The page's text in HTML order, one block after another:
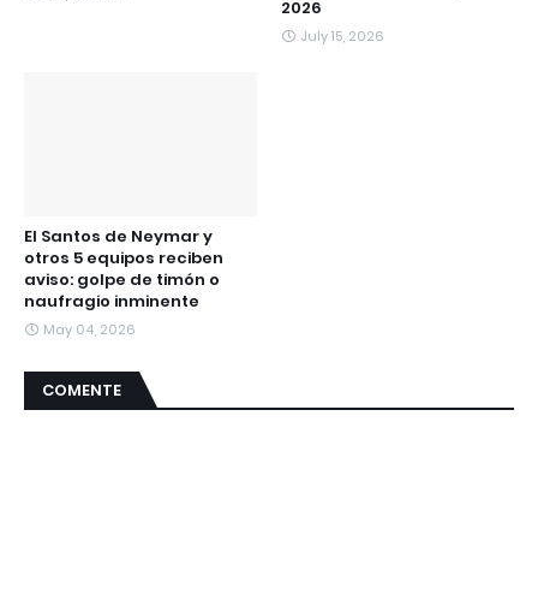
2026
July 15, 2026
El Santos de Neymar y
otros 5 equipos reciben
aviso: golpe de timón o
naufragio inminente
May 04, 2026
COMENTE